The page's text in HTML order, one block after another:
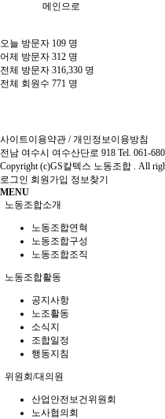
메인으로
오늘 방문자 109 명
어제 방문자 312 명
전체 방문자 316,330 명
전체 회원수 771 명
사이트이용약관 /개인정보이용방침
전남 여수시 여수산단로 918 Tel. 061-
Copyright (c)GS칼텍스 노동조합 . All
로그인 회원가입 정보찾기
MENU
노동조합소개
노동조합연혁
노동조합구성
노동조합조직
노동조합활동
공지사항
노조활동
소식지
조합일정
행동지침
위원회/대의원
산업안전보건위원회
노사협의회